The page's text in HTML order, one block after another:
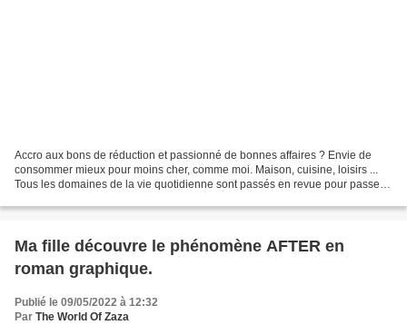
Accro aux bons de réduction et passionné de bonnes affaires ? Envie de
consommer mieux pour moins cher, comme moi. Maison, cuisine, loisirs ...
Tous les domaines de la vie quotidienne sont passés en revue pour passer à
Ma fille découvre le phénomène AFTER en
roman graphique.
Publié le 09/05/2022 à 12:32
Par The World Of Zaza